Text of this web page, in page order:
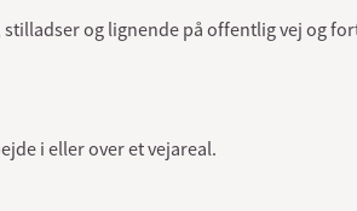
og lignende på offentlig vej og
i eller over et vejareal.